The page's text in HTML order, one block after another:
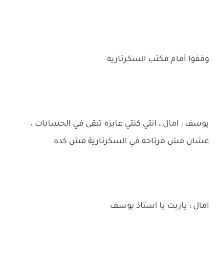
وقفوا أمام مكتب السكرتاريه
يوسف : امال ، انتي كنتي عايزه تبقى في الحسابات ،
عشان مش مرتاحه في السكرتارية مش كده
امال : ياريت يا استاذ يوسف